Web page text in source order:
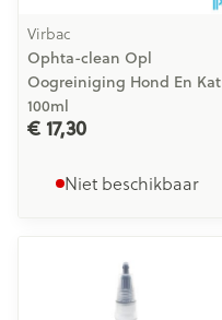
Virbac
Ophta-clean Opl
Oogreiniging Hond En Kat
100ml
€ 17,30
Niet beschikbaar